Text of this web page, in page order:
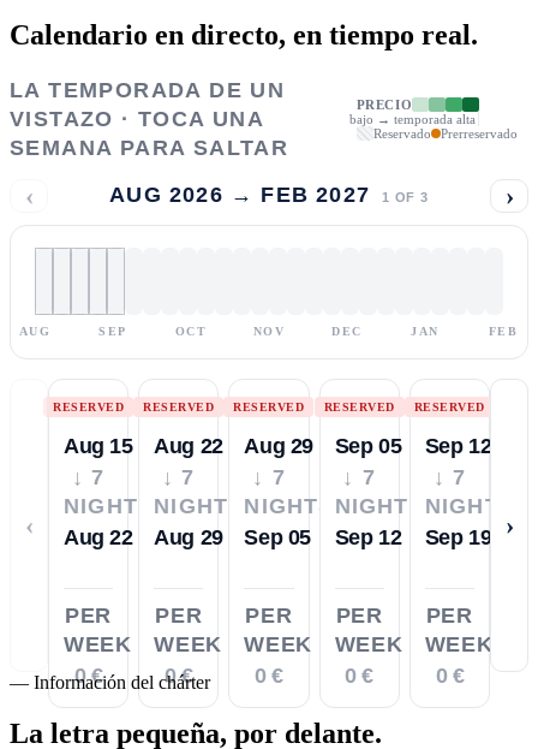
Calendario en directo, en tiempo real.
LA TEMPORADA DE UN
VISTAZO · TOCA UNA
SEMANA PARA SALTAR
PRECIO
bajo → temporada alta
Reservado
Prerreservado
‹ AUG 2026 → FEB 2027 1 OF 3 ›
AUG SEP OCT NOV DEC JAN FEB
‹
RESERVED
Aug 15
↓ 7
NIGHTS
Aug 22
PER
WEEK
0 €
RESERVED
Aug 22
↓ 7
NIGHTS
Aug 29
PER
WEEK
0 €
RESERVED
Aug 29
↓ 7
NIGHTS
Sep 05
PER
WEEK
0 €
RESERVED
Sep 05
↓ 7
NIGHTS
Sep 12
PER
WEEK
0 €
RESERVED
Sep 12
↓ 7
NIGHTS
Sep 19
PER
WEEK
0 €
›
— Información del chárter
La letra pequeña, por delante.